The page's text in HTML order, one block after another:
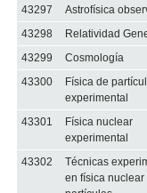
43297
Astrofísica
43298
Relatividad
43299
Cosmología
43300
Física de
experimental
43301
Física nuclear
experimental
43302
Técnicas
en física nuclear